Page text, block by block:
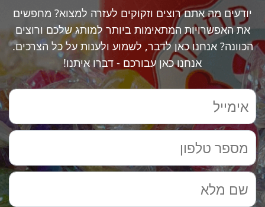
יודעים מה אתם רוצים וזקוקים לעזרה למצוא? מחפשים
את האפשרויות המתאימות ביותר למותג שלכם ורוצים
הכוונה? אנחנו כאן לדבר, לשמוע ולענות על כל הצרכים.
אנחנו כאן עבורכם - דברו איתנו!